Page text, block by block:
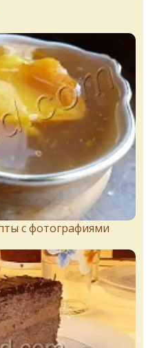
с фотографиями